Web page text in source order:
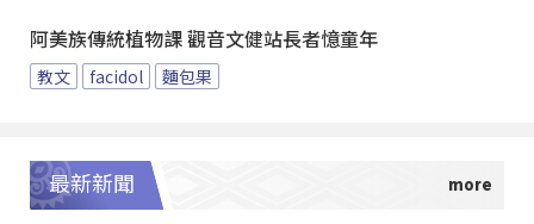
阿美族傳統植物課 觀音文健站長者憶童年
教文 facidol 麵包果
最新新聞